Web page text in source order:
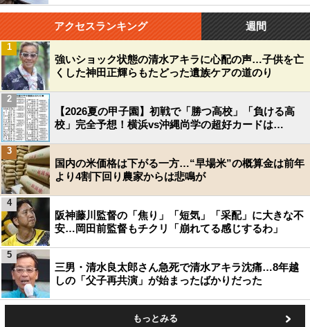
アクセスランキング 週間
強いショック状態の清水アキラに心配の声…子供を亡
くした神田正輝らもたどった遺族ケアの道のり
1
【2026夏の甲子園】初戦で「勝つ高校」「負ける高
校」完全予想！横浜vs沖縄尚学の超好カードは…
2
国内の米価格は下がる一方…“早場米”の概算金は前年
より4割下回り農家からは悲鳴が
3
阪神藤川監督の「焦り」「短気」「采配」に大きな不
安…岡田前監督もチクリ「崩れてる感じするわ」
4
三男・清水良太郎さん急死で清水アキラ沈痛…8年越
しの「父子再共演」が始まったばかりだった
5
もっとみる